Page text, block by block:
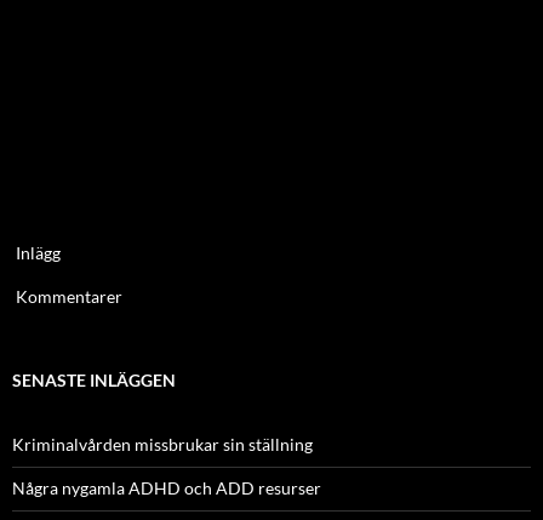
Inlägg
Kommentarer
SENASTE INLÄGGEN
Kriminalvården missbrukar sin ställning
Några nygamla ADHD och ADD resurser